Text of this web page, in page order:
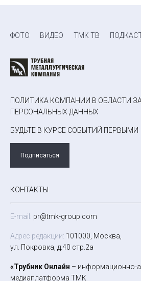
ФОТО ВИДЕО ТМК ТВ
ПОЛИТИКА КОМПАНИИ В ОБЛАСТИ
ПЕРСОНАЛЬНЫХ ДАННЫХ
БУДЬТЕ В КУРСЕ СОБЫТИЙ ПЕРВЫМИ
Подписаться
КОНТАКТЫ
E-mail: pr@tmk-group.com
Адрес редакции: 101000, Москва,
ул. Покровка, д.40 стр.2а
«Трубник Онлайн – информационно-
медиаплатформа ТМК